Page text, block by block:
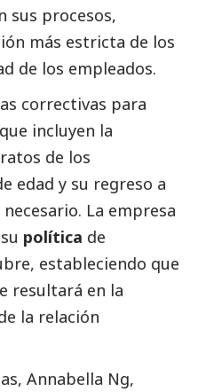
sus procesos,
más estricta de los
de los empleados.
correctivas para
incluyen la
de los
edad y su regreso a
La empresa
política de
estableciendo que
resultará en la
la relación
Annabella Ng,